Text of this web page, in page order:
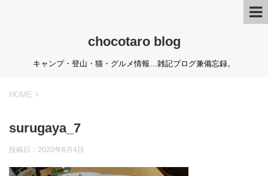
chocotaro blog
キャンプ・登山・猫・グルメ情報…雑記ブログ兼備忘録。
HOME >
surugaya_7
投稿日： 2020年6月4日